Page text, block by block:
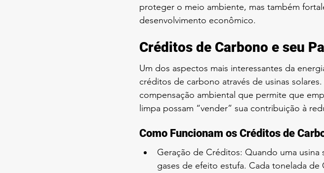
proteger o meio ambiente, mas também
desenvolvimento econômico.
Créditos de Carbono e seu
Um dos aspectos mais interessantes da
créditos de carbono através de usinas
compensação ambiental que permite que
limpa possam “vender” sua contribuição à
Como Funcionam os Créditos de
Geração de Créditos: Quando uma usina
gases de efeito estufa. Cada tonelada